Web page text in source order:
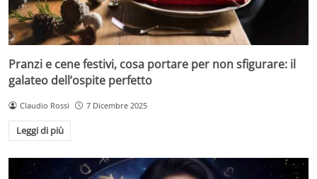
Pranzi e cene festivi, cosa portare per non sfigurare: il
galateo dell’ospite perfetto
Claudio Rossi 7 Dicembre 2025
Leggi di più